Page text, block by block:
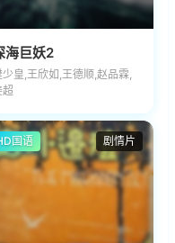
海巨妖2
少皇,王欣如,王德顺,赵品霖,
超
剧情片
国语